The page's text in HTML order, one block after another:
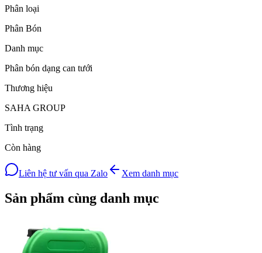
Phân loại
Phân Bón
Danh mục
Phân bón dạng can tưới
Thương hiệu
SAHA GROUP
Tình trạng
Còn hàng
Liên hệ tư vấn qua Zalo Xem danh mục
Sản phẩm cùng danh mục